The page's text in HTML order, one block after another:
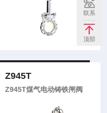
Z945T
Z945T煤气电动铸铁闸阀
联系
顶部